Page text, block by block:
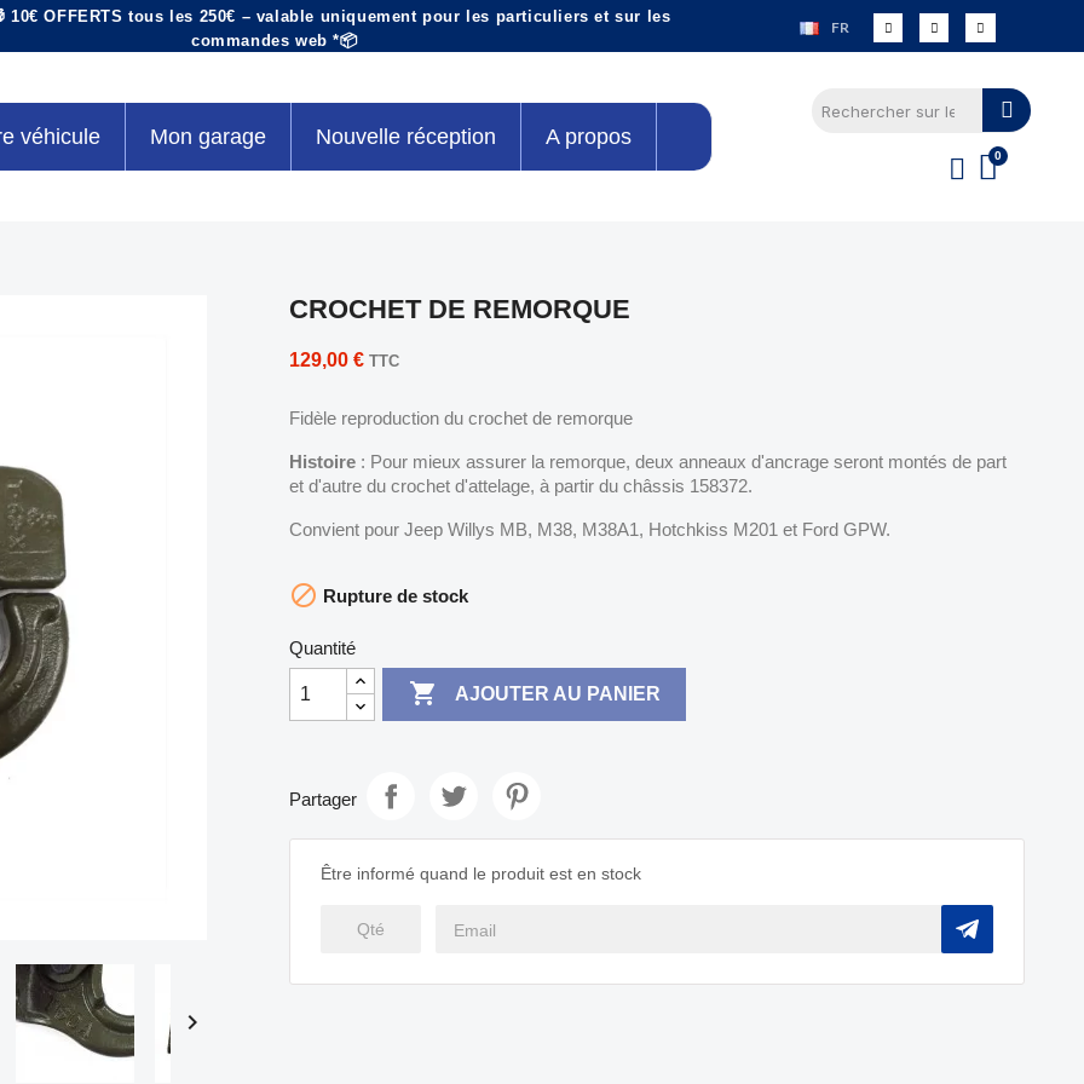
10€ OFFERTS tous les 250€ – valable uniquement pour les particuliers et sur les
commandes web *📦
FR
véhicule Mon garage Nouvelle réception A propos

CROCHET DE REMORQUE
129,00 € TTC
Fidèle reproduction du crochet de remorque
Histoire: Pour mieux assurer la remorque, deux anneaux d'ancrage seront montés de part
et d'autre du crochet d'attelage, à partir du châssis 158372.
Convient pour Jeep Willys MB, M38, M38A1, Hotchkiss M201 et Ford GPW.
 Rupture de stock
Quantité
 AJOUTER AU PANIER
Partager
Être informé quand le produit est en stock